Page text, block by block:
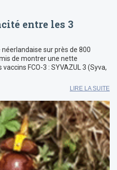
entre les 3
sur près de 800
de montrer une nette
FCO-3 : SYVAZUL 3 (Syva,
LIRE LA SUITE